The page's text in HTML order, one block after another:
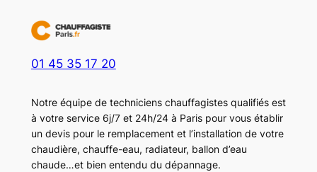
01 45 35 17 20
Notre équipe de techniciens chauffagistes qualifiés est
à votre service 6j/7 et 24h/24 à Paris pour vous établir
un devis pour le remplacement et l’installation de votre
chaudière, chauffe-eau, radiateur, ballon d’eau
chaude…et bien entendu du dépannage.